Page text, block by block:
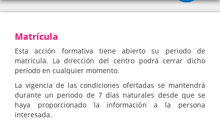
Matrícula
Esta acción formativa tiene abierto su periodo de
matrícula. La dirección del centro podrá cerrar dicho
periodo en cualquier momento.
La vigencia de las condiciones ofertadas se mantendrá
durante un periodo de 7 días naturales desde que se
haya proporcionado la información a la persona
interesada.